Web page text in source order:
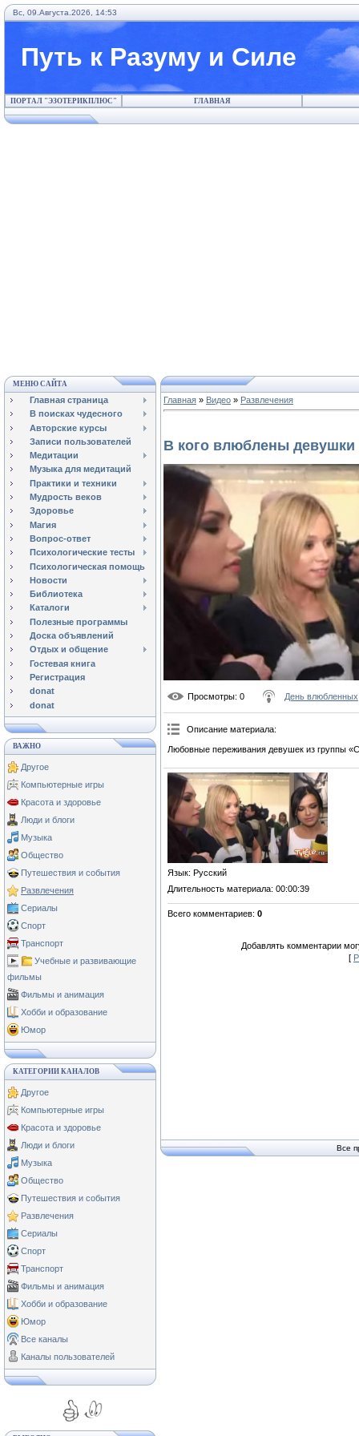
Вс, 09.Августа.2026, 14:53
Путь к Разуму и Силе
ПОРТАЛ "ЭЗОТЕРИКПЛЮС" ГЛАВНАЯ
МЕНЮ САЙТА
Главная страница
В поисках чудесного
Авторские курсы
Записи пользователей
Медитации
Музыка для медитаций
Практики и техники
Мудрость веков
Здоровье
Магия
Вопрос-ответ
Психологические тесты
Психологическая помощь
Новости
Библиотека
Каталоги
Полезные программы
Доска объявлений
Отдых и общение
Гостевая книга
Регистрация
donat
donat
ВАЖНО
Другое
Компьютерные игры
Красота и здоровье
Люди и блоги
Музыка
Общество
Путешествия и события
Развлечения
Сериалы
Спорт
Транспорт
Учебные и развивающие
фильмы
Фильмы и анимация
Хобби и образование
Юмор
КАТЕГОРИИ КАНАЛОВ
Другое
Компьютерные игры
Красота и здоровье
Люди и блоги
Музыка
Общество
Путешествия и события
Развлечения
Сериалы
Спорт
Транспорт
Фильмы и анимация
Хобби и образование
Юмор
Все каналы
Каналы пользователей
Главная » Видео » Развлечения
В кого влюблены девушки
Просмотры: 0 День влюбленных
Описание материала:
Любовные переживания девушек из группы
Язык: Русский
Длительность материала: 00:00:39
Всего комментариев: 0
Добавлять комментарии
[
Все